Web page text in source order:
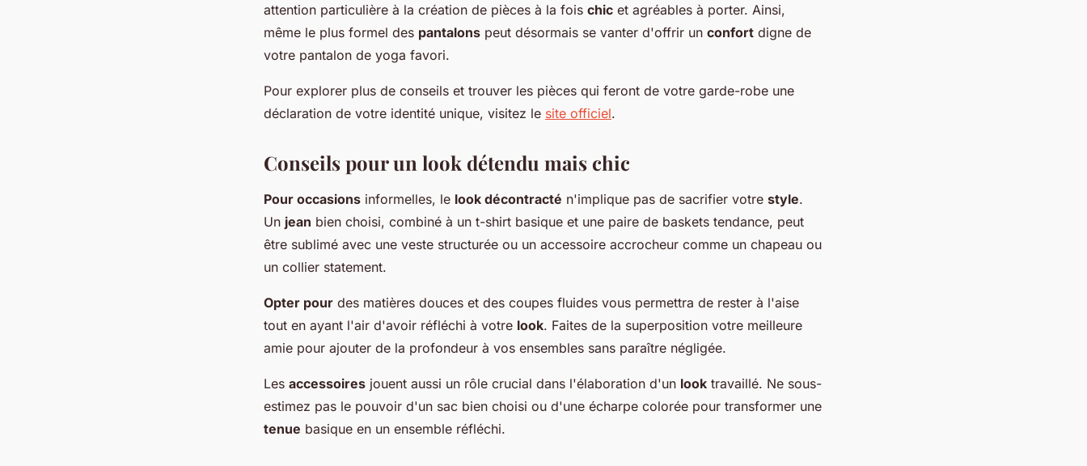
attention particulière à la création de pièces à la fois chic et agréables à porter. Ainsi,
même le plus formel des pantalons peut désormais se vanter d'offrir un confort digne de
votre pantalon de yoga favori.
Pour explorer plus de conseils et trouver les pièces qui feront de votre garde-robe une
déclaration de votre identité unique, visitez le site officiel.
Conseils pour un look détendu mais chic
Pour occasions informelles, le look décontracté n'implique pas de sacrifier votre style.
Un jean bien choisi, combiné à un t-shirt basique et une paire de baskets tendance, peut
être sublimé avec une veste structurée ou un accessoire accrocheur comme un chapeau ou
un collier statement.
Opter pour des matières douces et des coupes fluides vous permettra de rester à l'aise
tout en ayant l'air d'avoir réfléchi à votre look. Faites de la superposition votre meilleure
amie pour ajouter de la profondeur à vos ensembles sans paraître négligée.
Les accessoires jouent aussi un rôle crucial dans l'élaboration d'un look travaillé. Ne sous-
estimez pas le pouvoir d'un sac bien choisi ou d'une écharpe colorée pour transformer une
tenue basique en un ensemble réfléchi.